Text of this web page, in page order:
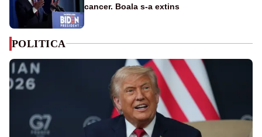
cancer. Boala s-a extins
POLITICA